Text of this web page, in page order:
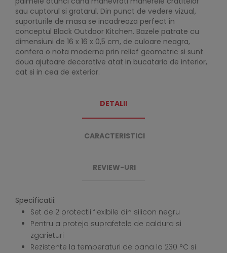
sau cuptorul si gratarul. Din punct de vedere vizual,
suporturile de masa se incadreaza perfect in
conceptul Black Outdoor Kitchen. Bazele patrate cu
dimensiuni de 16 x 16 x 0,5 cm, de culoare neagra,
confera o nota moderna prin relief geometric si sunt
doua ajutoare decorative atat in bucataria de interior,
cat si in cea de exterior.
DETALII
CARACTERISTICI
REVIEW-URI
Specificatii:
Set de 2 protectii flexibile din silicon negru
Pentru a proteja suprafetele de caldura si
zgarieturi
Rezistente la temperaturi de pana la 230 °C si